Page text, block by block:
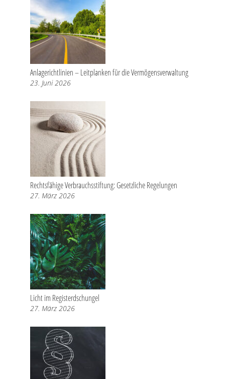
Anlagerichtlinien – Leitplanken für die Vermögensverwaltung
23. Juni 2026
Rechtsfähige Verbrauchsstiftung: Gesetzliche Regelungen
27. März 2026
Licht im Registerdschungel
27. März 2026